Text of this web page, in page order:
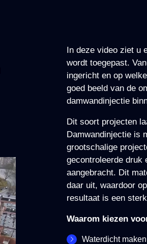
In deze video ziet u
wordt toegepast.
ingericht en op
goed beeld van de
damwandinjectie
Dit soort projecten
Damwandinjectie is
grootschalige
gecontroleerde druk
aangebracht. Dit
daar uit, waardoor
resultaat is een
Waarom kiezen
Waterdicht